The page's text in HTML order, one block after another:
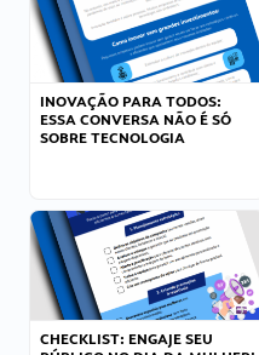
INOVAÇÃO PARA TODOS:
ESSA CONVERSA NÃO É SÓ
SOBRE TECNOLOGIA
CHECKLIST: ENGAJE SEU